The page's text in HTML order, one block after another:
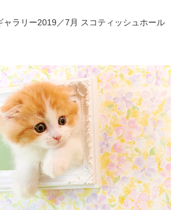
ャラリー2019／7月 スコティッシュホール